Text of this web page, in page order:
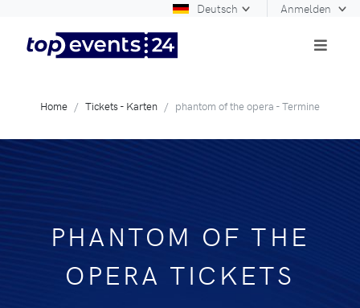
Deutsch Anmelden
Home Tickets - Karten phantom of the opera - Termine
PHANTOM OF THE
OPERA TICKETS